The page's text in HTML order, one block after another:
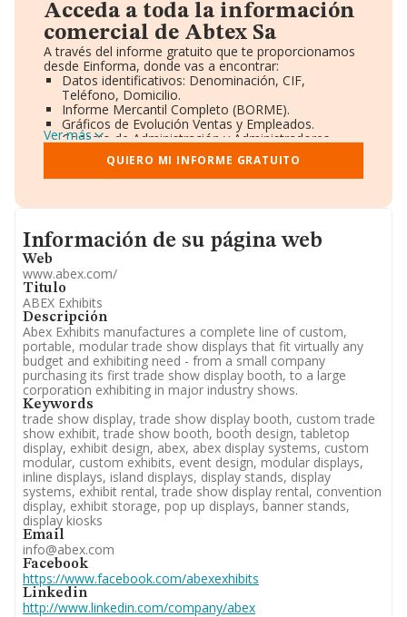
Acceda a toda la información
comercial de Abtex Sa
A través del informe gratuito que te proporcionamos
desde Einforma, donde vas a encontrar:
Datos identificativos: Denominación, CIF,
Teléfono, Domicilio.
Informe Mercantil Completo (BORME).
Gráficos de Evolución Ventas y Empleados.
Consejo de Administración y Administradores.
Directivos y Ejecutivos.
Accionistas.
Participaciones y Vinculaciones en otras empresas.
Información oficial y registral complementaria.
Ver más
QUIERO MI INFORME GRATUITO
Informacion de su página web
Información de su página web
Web
www.abex.com/
Titulo
ABEX Exhibits
Descripción
Abex Exhibits manufactures a complete line of custom,
portable, modular trade show displays that fit virtually any
budget and exhibiting need - from a small company
purchasing its first trade show display booth, to a large
corporation exhibiting in major industry shows.
Keywords
trade show display, trade show display booth, custom trade
show exhibit, trade show booth, booth design, tabletop
display, exhibit design, abex, abex display systems, custom
modular, custom exhibits, event design, modular displays,
inline displays, island displays, display stands, display
systems, exhibit rental, trade show display rental, convention
display, exhibit storage, pop up displays, banner stands,
display kiosks
Email
info@abex.com
Facebook
https://www.facebook.com/abexexhibits
Linkedin
http://www.linkedin.com/company/abex